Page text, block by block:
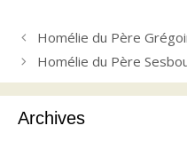
Homélie du Père
Homélie du Père
Archives